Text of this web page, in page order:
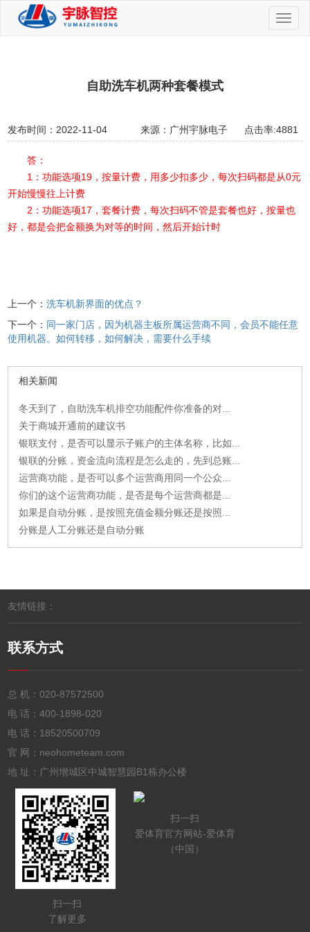
切
换
自助洗车机两种套餐模式
发布时间：2022-11-04 来源：广州宇脉电子 点击率:4881
答：
1：功能选项19，按量计费，用多少扣多少，每次扫码都是从0元
开始慢慢往上计费
2：功能选项17，套餐计费，每次扫码不管是套餐也好，按量也
好，都是会把金额换为对等的时间，然后开始计时
上一个：洗车机新界面的优点？
下一个： 同一家门店，因为机器主板所属运营商不同，会员不能任意
使用机器。如何转移，如何解决，需要什么手续
相关新闻
冬天到了，自助洗车机排空功能配件你准备的对...
关于商城开通前的建议书
银联支付，是否可以显示子账户的主体名称，比如...
银联的分账，资金流向流程是怎么走的，先到总账...
运营商功能，是否可以多个运营商用同一个公众...
你们的这个运营商功能，是否是每个运营商都是...
如果是自动分账，是按照充值金额分账还是按照...
分账是人工分账还是自动分账
友情链接：
联系方式
总 机：020-87572500
电 话：400-1898-020
电 话： 18520500709
官 网：neohometeam.com
地 址：广州增城区中城智慧园B1栋办公楼
扫一扫
了解更多
扫一扫
爱体育官方网站-爱体育
（中国）